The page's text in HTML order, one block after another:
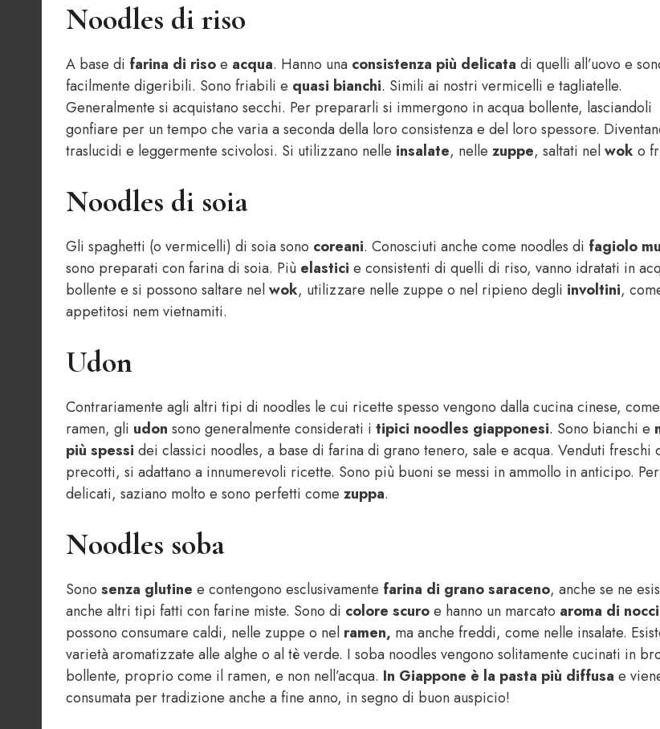
Noodles di riso
A base di farina di risoe acqua. Hanno una consistenza più delicata di quelli all’uovo e
facilmente digeribili. Sono friabili e quasi bianchi. Simili ai nostri vermicelli e tagliatelle.
Generalmente si acquistano secchi. Per prepararli si immergono in acqua bollente, lasciandoli
gonfiare per un tempo che varia a seconda della loro consistenza e del loro spessore.
traslucidi e leggermente scivolosi. Si utilizzano nelle insalate, nelle zuppe, saltati nelwoko
Noodles di soia
Gli spaghetti (o vermicelli) di soia sono coreani. Conosciuti anche come noodles di fagiolo
sono preparati con farina di soia. Più elastici e consistenti di quelli di riso, vanno idratati in
bollente e si possono saltare nelwok, utilizzare nelle zuppe o nel ripieno degli involtini,
appetitosi nem vietnamiti.
Udon
Contrariamente agli altri tipi di noodles le cui ricette spesso vengono dalla cucina cinese,
ramen, gli udon sono generalmente considerati i tipici noodles giapponesi. Sono bianchi e
più spessi dei classici noodles, a base di farina di grano tenero, sale e acqua. Venduti freschi
precotti, si adattano a innumerevoli ricette. Sono più buoni se messi in ammollo in anticipo.
delicati, saziano molto e sono perfetti come zuppa.
Noodles soba
Sono senza glutine e contengono esclusivamente farina di grano saraceno, anche se ne
anche altri tipi fatti con farine miste. Sono di colore scuroe hanno un marcato aroma di
possono consumare caldi, nelle zuppe o nel ramen, ma anche freddi, come nelle insalate.
varietà aromatizzate alle alghe o al tè verde. I soba noodles vengono solitamente cucinati in
bollente, proprio come il ramen, e non nell’acqua. In Giappone è la pasta più diffusa e
consumata per tradizione anche a fine anno, in segno di buon auspicio!